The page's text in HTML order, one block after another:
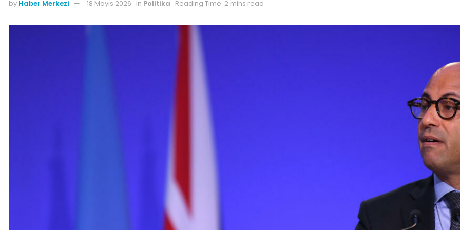
by Haber Merkezi 18 Mayıs 2026 in Politika Reading Time: 2 mins read